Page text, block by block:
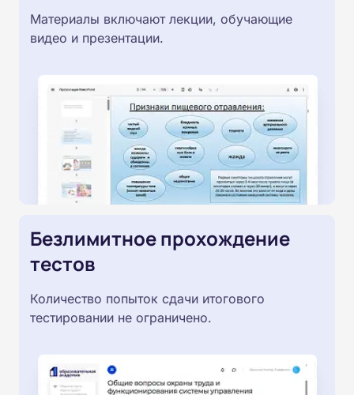
Материалы включают лекции, обучающие
видео и презентации.
Безлимитное прохождение
тестов
Количество попыток сдачи итогового
тестировании не ограничено.